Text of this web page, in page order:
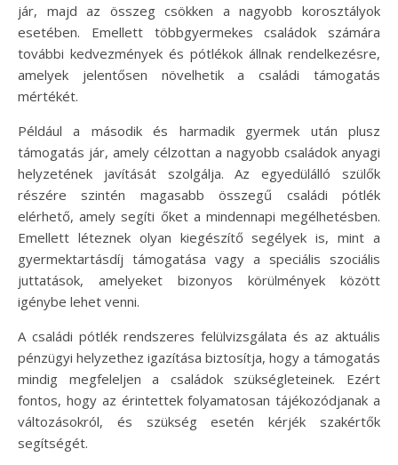
jár, majd az összeg csökken a nagyobb korosztályok
esetében. Emellett többgyermekes családok számára
további kedvezmények és pótlékok állnak rendelkezésre,
amelyek jelentősen növelhetik a családi támogatás
mértékét.
Például a második és harmadik gyermek után plusz
támogatás jár, amely célzottan a nagyobb családok anyagi
helyzetének javítását szolgálja. Az egyedülálló szülők
részére szintén magasabb összegű családi pótlék
elérhető, amely segíti őket a mindennapi megélhetésben.
Emellett léteznek olyan kiegészítő segélyek is, mint a
gyermektartásdíj támogatása vagy a speciális szociális
juttatások, amelyeket bizonyos körülmények között
igénybe lehet venni.
A családi pótlék rendszeres felülvizsgálata és az aktuális
pénzügyi helyzethez igazítása biztosítja, hogy a támogatás
mindig megfeleljen a családok szükségleteinek. Ezért
fontos, hogy az érintettek folyamatosan tájékozódjanak a
változásokról, és szükség esetén kérjék szakértők
segítségét.